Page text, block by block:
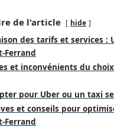
de l'article hide
des tarifs et services :
Ferrand
et inconvénients du
pour Uber ou un taxi
et conseils pour
Ferrand